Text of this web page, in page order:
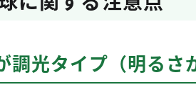
調光タイプ（明るさ